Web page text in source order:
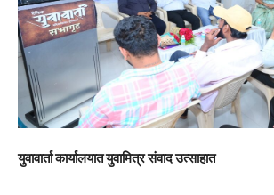
युवावार्ता कार्यालयात युवामित्र संवाद उत्साहात